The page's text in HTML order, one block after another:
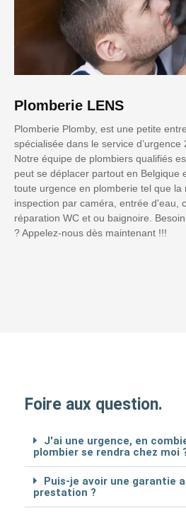
Plomberie LENS
Plomberie Plomby, est une petite
spécialisée dans le service
Notre équipe de plombiers qualifiés
peut se déplacer partout en Belgique
toute urgence en plomberie tel que la
inspection par caméra, entrée d'eau,
réparation WC et ou baignoire.
? Appelez-nous dès maintenant !!!
Foire aux question.
J'ai une urgence, en
plombier se rendra chez moi
Puis-je avoir une garantie
prestation ?